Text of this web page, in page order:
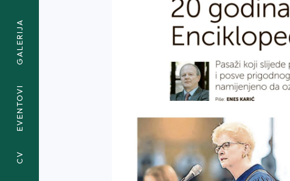
GALERIJA
EVENTOVI
CV